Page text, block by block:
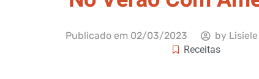
Publicado em 02/03/2023 by
Receitas